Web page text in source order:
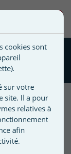
DAB
liste
cookies sont
sur votre
site. Il a pour
relatives à
afin